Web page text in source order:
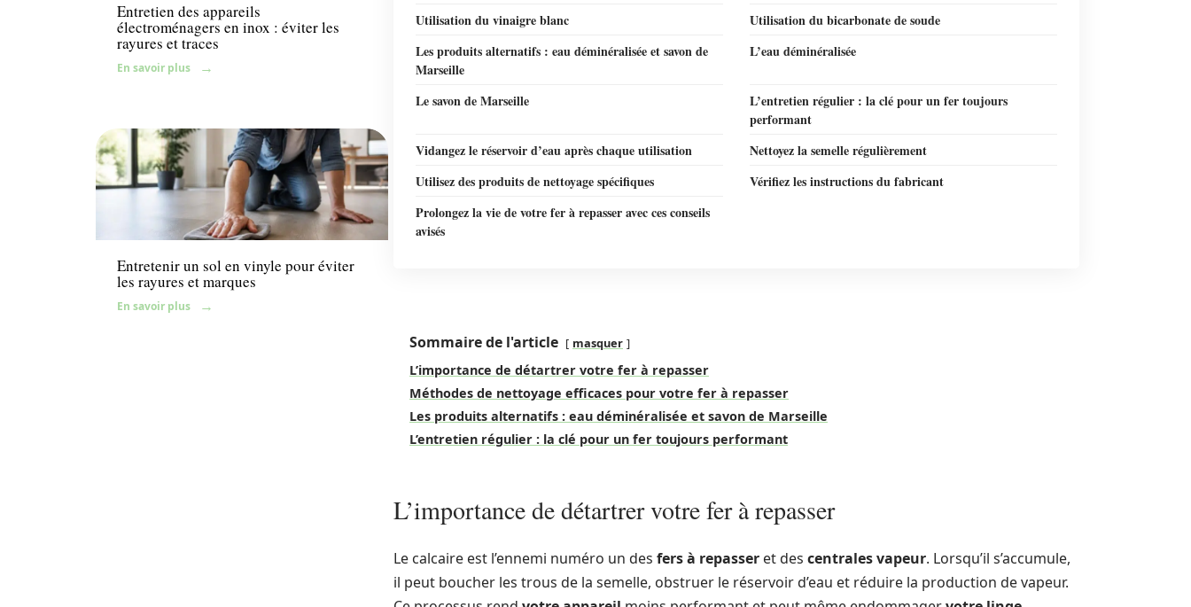
Entretien des appareils
électroménagers en inox : éviter les
rayures et traces
En savoir plus
Entretenir un sol en vinyle pour éviter
les rayures et marques
En savoir plus
Utilisation du vinaigre blanc
Utilisation du bicarbonate de soude
Les produits alternatifs : eau déminéralisée et savon de
Marseille
L’eau déminéralisée
Le savon de Marseille
L’entretien régulier : la clé pour un fer toujours
performant
Vidangez le réservoir d’eau après chaque utilisation
Nettoyez la semelle régulièrement
Utilisez des produits de nettoyage spécifiques
Vérifiez les instructions du fabricant
Prolongez la vie de votre fer à repasser avec ces conseils
avisés
Sommaire de l'article masquer
L’importance de détartrer votre fer à repasser
Méthodes de nettoyage efficaces pour votre fer à repasser
Les produits alternatifs : eau déminéralisée et savon de Marseille
L’entretien régulier : la clé pour un fer toujours performant
L’importance de détartrer votre fer à repasser
Le calcaire est l’ennemi numéro un des fers à repasser et des centrales vapeur. Lorsqu’il s’accumule,
il peut boucher les trous de la semelle, obstruer le réservoir d’eau et réduire la production de vapeur.